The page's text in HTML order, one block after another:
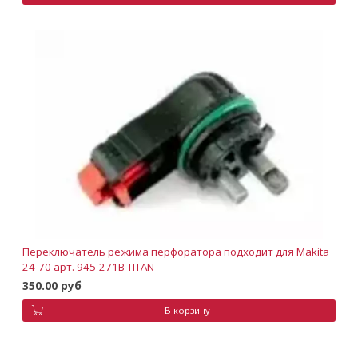
Переключатель режима перфоратора подходит для Мakita
24-70 арт. 945-271B TITAN
350.00 руб
В корзину